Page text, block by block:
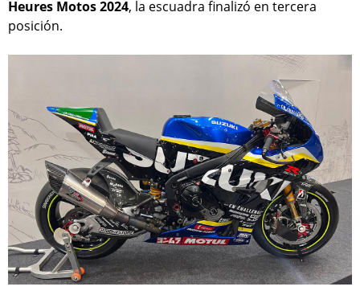
Heures Motos 2024, la escuadra finalizó en tercera
posición.